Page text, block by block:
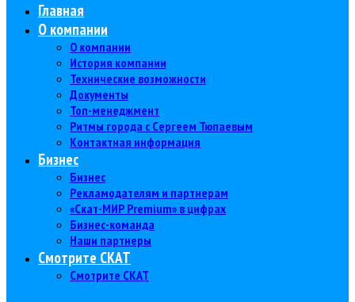
Главная
О компании
О компании
История компании
Технические возможности
Документы
Топ-менеджмент
Ритмы города с Сергеем Тюпаевым
Контактная информация
Бизнес
Бизнес
Рекламодателям и партнерам
«Скат-МИР Premium» в цифрах
Бизнес-команда
Наши партнеры
Смотрите СКАТ
Смотрите СКАТ